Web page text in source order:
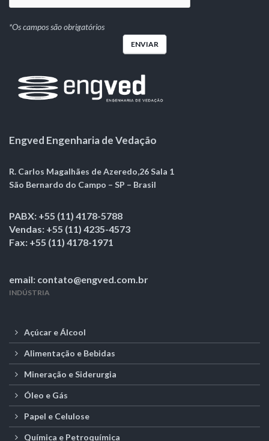
*Os campos são obrigatórios
Engved Engenharia de Vedação
R. Carlos Magalhães de Azeredo,26 Sala 1
São Bernardo do Campo – SP – Brasil
PABX: +55 (11) 4178-5788
Vendas: +55 (11) 4235-4573
Fax: +55 (11) 4178-1971
email: contato@engved.com.br
INDÚSTRIA
Açúcar e Álcool
Alimentação e Bebidas
Mineração e Siderurgia
Óleo e Gás
Papel e Celulose
Química e Petroquímica